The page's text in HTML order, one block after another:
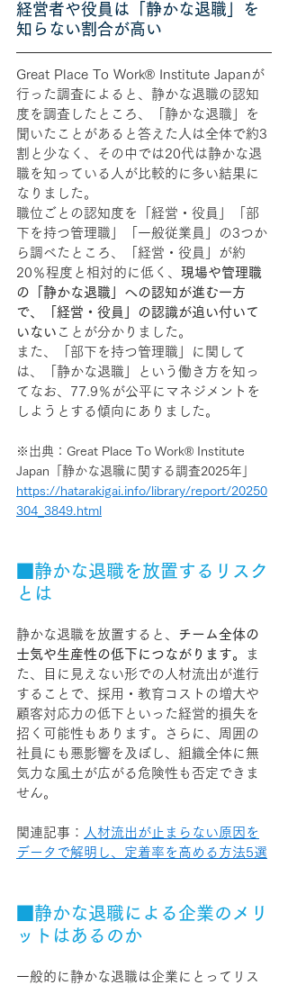
経営者や役員は「静かな退職」を
知らない割合が高い
Great Place To Work® Institute Japanが
行った調査によると、静かな退職の認知
度を調査したところ、「静かな退職」を
聞いたことがあると答えた人は全体で約3
割と少なく、その中では20代は静かな退
職を知っている人が比較的に多い結果に
なりました。
職位ごとの認知度を「経営・役員」「部
下を持つ管理職」「一般従業員」の3つか
ら調べたところ、「経営・役員」が約
20％程度と相対的に低く、 現場や管理職
の「静かな退職」への認知が進む一方
で、「経営・役員」の認識が追い付いて
いない ことが分かりました。
また、「部下を持つ管理職」に関して
は、「静かな退職」という働き方を知っ
てなお、77.9％が公平にマネジメントを
しようとする傾向にありました。
※出典： Great Place To Work® Institute
Japan「 静かな退職に関する調査2025年
https://hatarakigai.info/library/report/20250
304_3849.html
■静かな退職を放置するリスク
とは
静かな退職を放置すると、 チーム全体の
士気や生産性の低下につながります。
ま
た、目に見えない形での人材流出が進行
することで、採用・教育コストの増大や
顧客対応力の低下といった経営的損失を
招く可能性もあります。さらに、周囲の
社員にも悪影響を及ぼし、組織全体に無
気力な風土が広がる危険性も否定できま
せん。
関連記事： 人材流出が止まらない原因を
データで解明し、定着率を高める方法5選
■静かな退職による企業のメリ
ットはあるのか
一般的に静かな退職は企業にとってリス